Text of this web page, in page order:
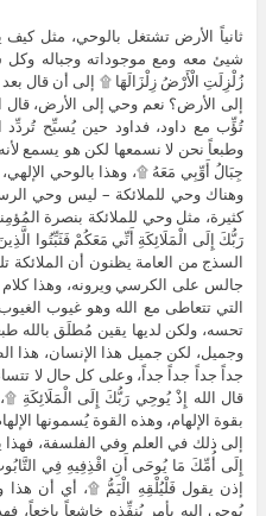
ثانياً الأرض تشتغل بالوحي، مثل
شيئ معه ومع موجوداته وجباله وكل
زُلْزِلَتِ الْأَرْضُ زِلْزَالَهَا ۩ إلى أن قال
إلى الأرض؟ نعم وحي إلى الأرض، قال
تُؤِّب مع داود، فداود حين يُسبِّح تُردِّد
وطبعاً نحن لا نسمعها لكن هو يسمع
جِبَالُ أَوِّبِي مَعَهُ ۩، وهذا بالوحي
وهناك وحي للملائكة – ليس وحي
كثيرة، مثل وحي للملائكة بنصرة
رَبُّكَ إِلَى الْمَلَائِكَةِ أَنِّي مَعَكُمْ فَثَبِّتُوا
السذج من العامة يظنون أن الملائكة
جالس على الكرسي ويرونه، وهذا
التي تتعاطى مع الله وهو غيوب الغيوب
تحسه، ولكن لديها يقين مُطلَق بالله
وجميل، لكن جميل هذا الإنسان، هذا
جداً جداً جداً جداً، وعلى كل حال لا
قال الله إِذْ يُوحِي رَبُّكَ إِلَى الْمَلَائِكَةِ ۩،
إلى ذلك في العلم وفي الفلسفة، فهذا
إِلَى أُمِّكَ مَا يُوحَى أَنِ اقْذِفِيهِ فِي
إذن يقول فَلْيُلْقِهِ الْيَمُّ ۩، أي أن هذا
يُوحى إليه بأمر يُنفِّذه خاشعاً باخعاً،